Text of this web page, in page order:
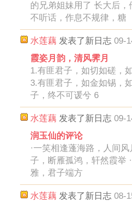
的兄弟姐妹用了 长大后
不听话，作息不规律，糖
水莲藕 发表了新日志 09-
霞姿月韵，清风霁月
1.有匪君子，如切如磋，
3.有匪君子，如金如锡，
子，终不可谖兮 6
水莲藕 发表了新日志 09-
润玉仙的评论
·一笑相逢蓬海路，人间
子，断雁孤鸿，轩然霞举
雅，君子端方
水莲藕 发表了新日志 08-